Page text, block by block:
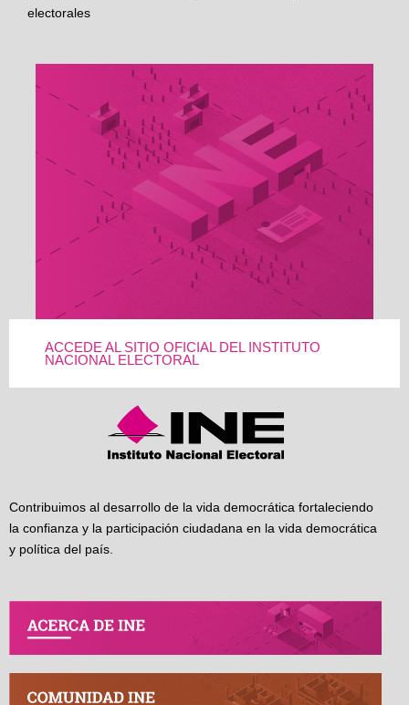
electorales
ACCEDE AL SITIO OFICIAL DEL INSTITUTO
NACIONAL ELECTORAL
Contribuimos al desarrollo de la vida democrática fortaleciendo
la confianza y la participación ciudadana en la vida democrática
y política del país.